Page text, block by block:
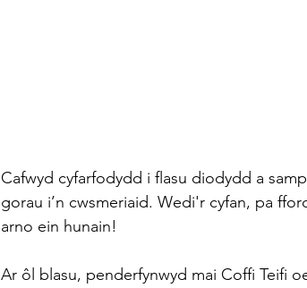
Cafwyd cyfarfodydd i flasu diodydd a
gorau i’n cwsmeriaid. Wedi'r cyfan, pa
arno ein hunain!
Ar ôl blasu, penderfynwyd mai Coffi Teifi